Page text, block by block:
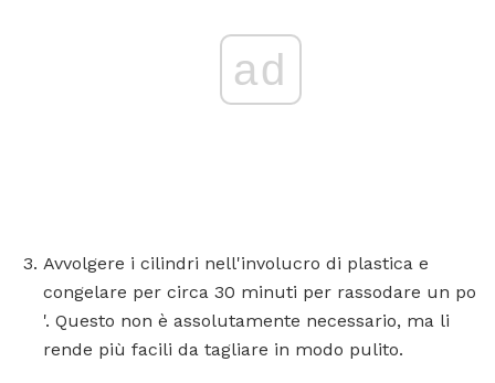
ad
Avvolgere i cilindri nell'involucro di plastica e
congelare per circa 30 minuti per rassodare un po
'. Questo non è assolutamente necessario, ma li
rende più facili da tagliare in modo pulito.